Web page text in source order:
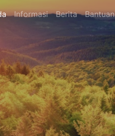
Informasi Berita Bantuan